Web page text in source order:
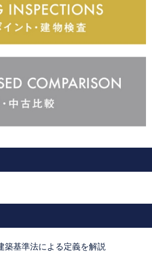
築基準法による定義を解説